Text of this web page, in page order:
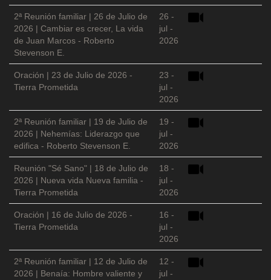
2ª Reunión familiar | 26 de Julio de
2026 | Cambiar es crecer, La vida
de Juan Marcos - Roberto
Stevenson E.
26 -
jul -
2026
Oración | 23 de Julio de 2026 -
Tierra Prometida
23 -
jul -
2026
2ª Reunión familiar | 19 de Julio de
2026 | Nehemías: Liderazgo que
edifica - Roberto Stevenson E.
19 -
jul -
2026
Reunión "Sé Sano" | 18 de Julio de
2026 | Nueva vida Nueva familia -
Tierra Prometida
18 -
jul -
2026
Oración | 16 de Julio de 2026 -
Tierra Prometida
16 -
jul -
2026
2ª Reunión familiar | 12 de Julio de
2026 | Benaía: Hombre valiente y
12 -
jul -